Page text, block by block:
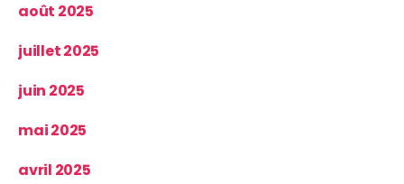
août 2025
juillet 2025
juin 2025
mai 2025
avril 2025